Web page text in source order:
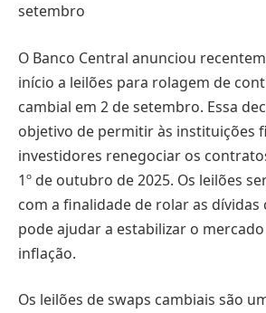
setembro
O Banco Central anunciou
início a leilões para rolagem de
cambial em 2 de setembro. Essa
objetivo de permitir às instituições
investidores renegociar os
1º de outubro de 2025. Os leilões
com a finalidade de rolar as dívidas
pode ajudar a estabilizar o
inflação.
Os leilões de swaps cambiais são